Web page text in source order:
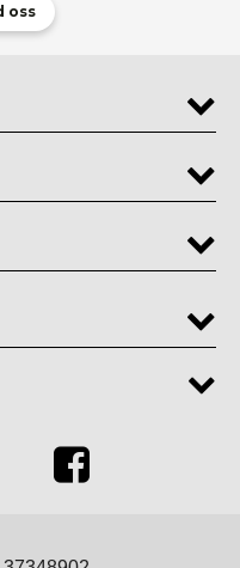
oss